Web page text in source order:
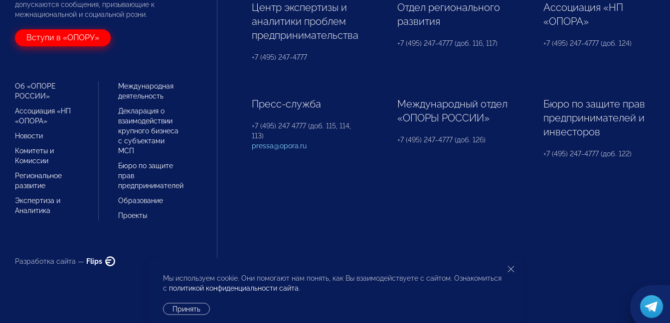
допускаются сообщения, призывающие к
межнациональной и социальной розни.
Вступи в «ОПОРУ»
Об «ОПОРЕ
РОССИИ»
Ассоциация «НП
«ОПОРА»
Новости
Комитеты и
Комиссии
Региональное
развитие
Экспертиза и
Аналитика
Международная
деятельность
Декларация о
взаимодействии
крупного бизнеса
с субъектами
МСП
Бюро по защите
прав
предпринимателей
Образование
Проекты
Разработка сайта — Flips
Центр экспертизы и
аналитики проблем
предпринимательства
+7 (495) 247-4777
Отдел регионального
развития
+7 (495) 247-4777 (доб. 116, 117)
Ассоциация «НП
«ОПОРА»
+7 (495) 247-4777 (доб. 124)
Пресс-служба
+7 (495) 247 4777 (доб. 115, 114,
113)
pressa@opora.ru
Международный отдел
«ОПОРЫ РОССИИ»
+7 (495) 247-4777 (доб. 126)
Бюро по защите прав
предпринимателей и
инвесторов
+7 (495) 247-4777 (доб. 122)
Мы используем cookie. Они помогают нам понять, как Вы взаимодействуете с сайтом. Ознакомиться
с политикой конфиденциальности сайта.
Принять